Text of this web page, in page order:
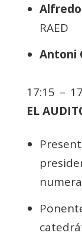
RAED
Antoni
17:15 –
EL